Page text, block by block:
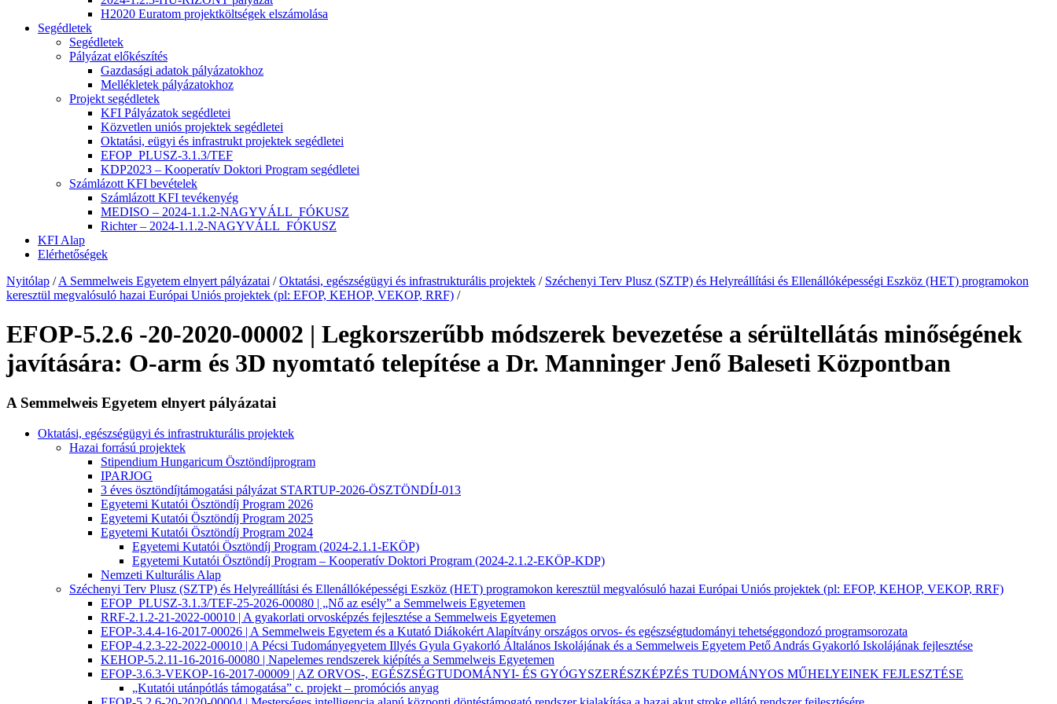
H2020 Euratom projektköltségek elszámolása
Segédletek
Segédletek
Pályázat előkészítés
Gazdasági adatok pályázatokhoz
Mellékletek pályázatokhoz
Projekt segédletek
KFI Pályázatok segédletei
Közvetlen uniós projektek segédletei
Oktatási, eügyi és infrastrukt projektek segédletei
EFOP_PLUSZ-3.1.3/TEF
KDP2023 – Kooperatív Doktori Program segédletei
Számlázott KFI bevételek
Számlázott KFI tevékenyég
MEDISO – 2024-1.1.2-NAGYVÁLL_FÓKUSZ
Richter – 2024-1.1.2-NAGYVÁLL_FÓKUSZ
KFI Alap
Elérhetőségek
Nyitólap / A Semmelweis Egyetem elnyert pályázatai / Oktatási, egészségügyi és infrastrukturális projektek / Széchenyi Terv Plusz (SZTP) és Helyreállítási és Ellenállóképességi Eszköz (HET) programokon
keresztül megvalósuló hazai Európai Uniós projektek (pl: EFOP, KEHOP, VEKOP, RRF) /
EFOP-5.2.6 -20-2020-00002 | Legkorszerűbb módszerek bevezetése a sérültellátás minőségének
javítására: O-arm és 3D nyomtató telepítése a Dr. Manninger Jenő Baleseti Központban
A Semmelweis Egyetem elnyert pályázatai
Oktatási, egészségügyi és infrastrukturális projektek
Hazai forrású projektek
Stipendium Hungaricum Ösztöndíjprogram
IPARJOG
3 éves ösztöndíjtámogatási pályázat STARTUP-2026-ÖSZTÖNDÍJ-013
Egyetemi Kutatói Ösztöndíj Program 2026
Egyetemi Kutatói Ösztöndíj Program 2025
Egyetemi Kutatói Ösztöndíj Program 2024
Egyetemi Kutatói Ösztöndíj Program (2024-2.1.1-EKÖP)
Egyetemi Kutatói Ösztöndíj Program – Kooperatív Doktori Program (2024-2.1.2-EKÖP-KDP)
Nemzeti Kulturális Alap
Széchenyi Terv Plusz (SZTP) és Helyreállítási és Ellenállóképességi Eszköz (HET) programokon keresztül megvalósuló hazai Európai Uniós projektek (pl: EFOP, KEHOP, VEKOP, RRF)
EFOP_PLUSZ-3.1.3/TEF-25-2026-00080 | „Nő az esély” a Semmelweis Egyetemen
RRF-2.1.2-21-2022-00010 | A gyakorlati orvosképzés fejlesztése a Semmelweis Egyetemen
EFOP-3.4.4-16-2017-00026 | A Semmelweis Egyetem és a Kutató Diákokért Alapítvány országos orvos- és egészségtudományi tehetséggondozó programsorozata
EFOP-4.2.3-22-2022-00010 | A Pécsi Tudományegyetem Illyés Gyula Gyakorló Általános Iskolájának és a Semmelweis Egyetem Pető András Gyakorló Iskolájának fejlesztése
KEHOP-5.2.11-16-2016-00080 | Napelemes rendszerek kiépítés a Semmelweis Egyetemen
EFOP-3.6.3-VEKOP-16-2017-00009 | AZ ORVOS-, EGÉSZSÉGTUDOMÁNYI- ÉS GYÓGYSZERÉSZKÉPZÉS TUDOMÁNYOS MŰHELYEINEK FEJLESZTÉSE
„Kutatói utánpótlás támogatása” c. projekt – promóciós anyag